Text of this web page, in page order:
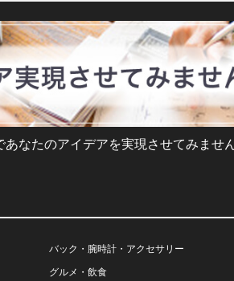
あなたのアイデアを実現させてみませ
バック・腕時計・アクセサリー
グルメ・飲食